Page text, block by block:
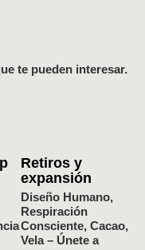
te pueden interesar.
Retiros y
expansión
Diseño Humano,
Respiración
Consciente, Cacao,
Vela – Únete a